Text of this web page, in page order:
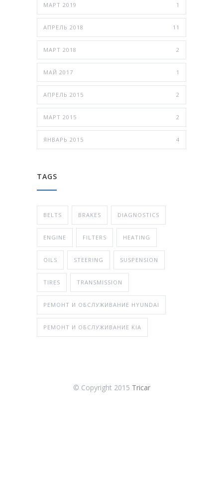
МАРТ 2019 1
АПРЕЛЬ 2018 11
МАРТ 2018 2
МАЙ 2017 1
АПРЕЛЬ 2015 2
МАРТ 2015 2
ЯНВАРЬ 2015 4
TAGS
BELTS BRAKES DIAGNOSTICS
ENGINE FILTERS HEATING
OILS STEERING SUSPENSION
TIRES TRANSMISSION
РЕМОНТ И ОБСЛУЖИВАНИЕ HYUNDAI
РЕМОНТ И ОБСЛУЖИВАНИЕ KIA
© Copyright 2015 Tricar